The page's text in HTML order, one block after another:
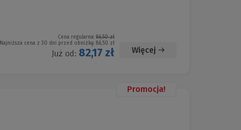
Cena regularna: 86,50 zł
Najniższa cena z 30 dni przed obniżką: 86,50 zł
Już od: 82,17 zł Więcej
Promocja!